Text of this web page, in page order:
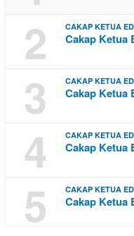
2 CAKAP KETUA
Cakap Ketua
3 CAKAP KETUA
Cakap
4 CAKAP KETUA
Cakap Ketua
5 CAKAP KETUA
Cakap Ketua